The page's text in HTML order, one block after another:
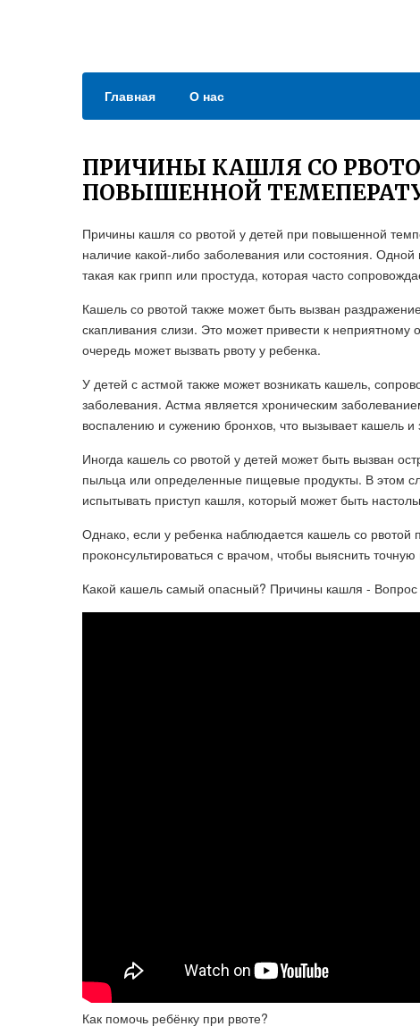
Главная О нас
ПРИЧИНЫ КАШЛЯ СО
ПОВЫШЕННОЙ
Причины кашля со рвотой у детей при повышенной
наличие какой-либо заболевания или состояния.
такая как грипп или простуда, которая часто
Кашель со рвотой также может быть вызван
скапливания слизи. Это может привести к
очередь может вызвать рвоту у ребенка.
У детей с астмой также может возникать кашель,
заболевания. Астма является хроническим
воспалению и сужению бронхов, что вызывает кашель и
Иногда кашель со рвотой у детей может быть вызван
пыльца или определенные пищевые продукты. В этом
испытывать приступ кашля, который может быть
Однако, если у ребенка наблюдается кашель со
проконсультироваться с врачом, чтобы выяснить
Какой кашель самый опасный? Причины кашля - Вопрос
Как помочь ребёнку при рвоте?